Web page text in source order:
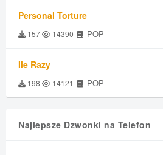
Personal Torture
157 14390 POP
Ile Razy
198 14121 POP
Najlepsze Dzwonki na Telefon